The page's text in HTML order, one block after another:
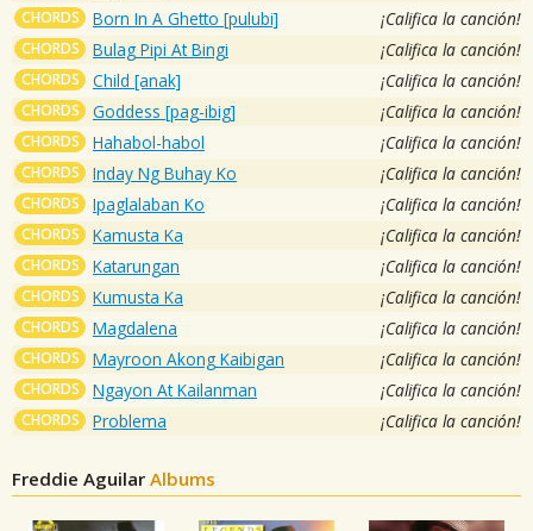
CHORDS Born In A Ghetto [pulubi] ¡Califica la canción!
CHORDS Bulag Pipi At Bingi ¡Califica la canción!
CHORDS Child [anak] ¡Califica la canción!
CHORDS Goddess [pag-ibig] ¡Califica la canción!
CHORDS Hahabol-habol ¡Califica la canción!
CHORDS Inday Ng Buhay Ko ¡Califica la canción!
CHORDS Ipaglalaban Ko ¡Califica la canción!
CHORDS Kamusta Ka ¡Califica la canción!
CHORDS Katarungan ¡Califica la canción!
CHORDS Kumusta Ka ¡Califica la canción!
CHORDS Magdalena ¡Califica la canción!
CHORDS Mayroon Akong Kaibigan ¡Califica la canción!
CHORDS Ngayon At Kailanman ¡Califica la canción!
CHORDS Problema ¡Califica la canción!
Freddie Aguilar Albums